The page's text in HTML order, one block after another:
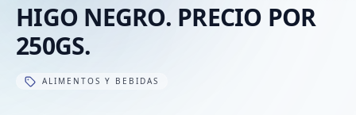
HIGO NEGRO. PRECIO POR
250GS.
ALIMENTOS Y BEBIDAS